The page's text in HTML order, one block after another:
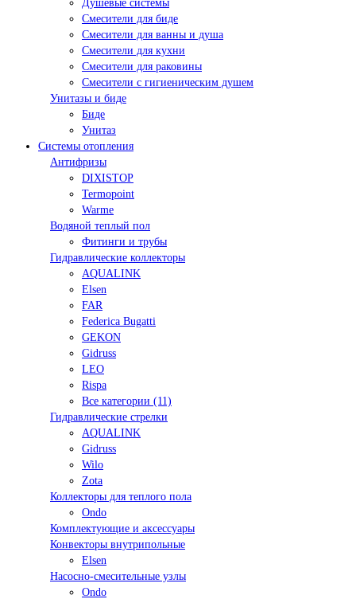
Душевые системы
Смесители для биде
Смесители для ванны и душа
Смесители для кухни
Смесители для раковины
Смесители с гигиеническим душем
Унитазы и биде
Биде
Унитаз
Системы отопления
Антифризы
DIXISTOP
Termopoint
Warme
Водяной теплый пол
Фитинги и трубы
Гидравлические коллекторы
AQUALINK
Elsen
FAR
Federica Bugatti
GEKON
Gidruss
LEO
Rispa
Все категории (11)
Гидравлические стрелки
AQUALINK
Gidruss
Wilo
Zota
Коллекторы для теплого пола
Ondo
Комплектующие и аксессуары
Конвекторы внутрипольные
Elsen
Насосно-смесительные узлы
Ondo